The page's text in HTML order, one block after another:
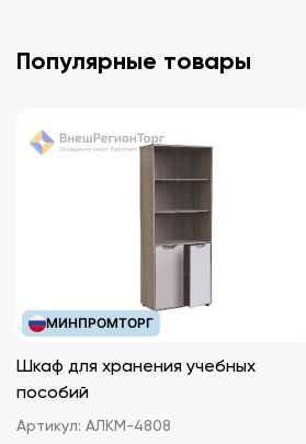
Популярные товары
МИНПРОМТОРГ
Шкаф для хранения учебных
пособий
Артикул: АЛКМ-4808